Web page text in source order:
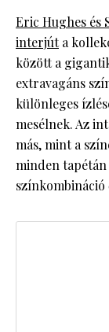
Eric Hughes és
interjúta
között a
extravagáns
különleges
mesélnek. Az
más, mint a
minden